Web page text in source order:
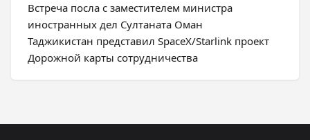
Встреча посла с заместителем министра
иностранных дел Султаната Оман
Таджикистан представил SpaceX/Starlink проект
Дорожной карты сотрудничества